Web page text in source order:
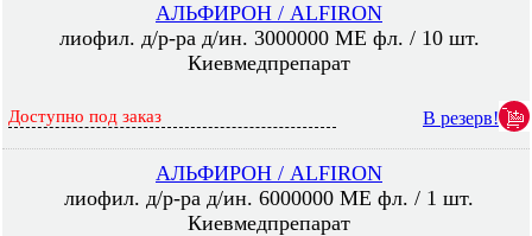
АЛЬФИРОН / ALFIRON
лиофил. д/р-ра д/ин. 3000000 МЕ фл. / 10 шт.
Киевмедпрепарат
Доступно под заказ В резерв!
АЛЬФИРОН / ALFIRON
лиофил. д/р-ра д/ин. 6000000 МЕ фл. / 1 шт.
Киевмедпрепарат